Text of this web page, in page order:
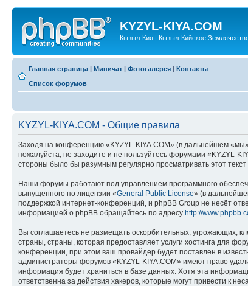
KYZYL-KIYA.COM
Кызыл-Кия | Кызыл-Кийское
Главная страница | Миничат | Фотогалерея | Контакты
Список форумов
KYZYL-KIYA.COM - Общие правила
Заходя на конференцию «KYZYL-KIYA.COM» (в дальнейшем
пожалуйста, не заходите и не пользуйтесь форумами «KYZYL-
стороны было бы разумным регулярно просматривать этот
Наши форумы работают под управлением программного
выпущенного по лицензии «General Public License» (в
поддержкой интернет-конференций, и phpBB Group не несёт
информацией о phpBB обращайтесь по адресу http://
Вы соглашаетесь не размещать оскорбительных, угрожающих,
страны, страны, которая предоставляет услуги хостинга для
конференции, при этом ваш провайдер будет поставлен в
администраторы форумов «KYZYL-KIYA.COM» имеют право
информация будет храниться в базе данных. Хотя эта
ответственна за действия хакеров, которые могут привести к